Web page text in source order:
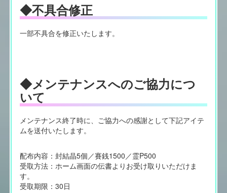
◆不具合修正
一部不具合を修正いたします。
◆メンテナンスへのご協力につ
いて
メンテナンス終了時に、ご協力への感謝として下記アイテ
ムを送付いたします。
配布内容：封結晶5個／賽銭1500／霊P500
受取方法：ホーム画面の伝書よりお受け取りいただけま
す。
受取期限：30日